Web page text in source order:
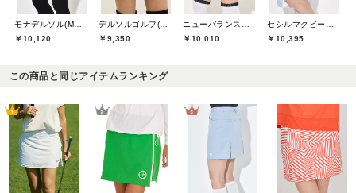
￥10,120
￥9,350
￥10,010
￥10,395
この商品と同じアイテムランキング